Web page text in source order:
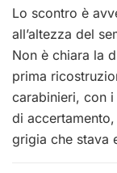
Lo scontro è
all’altezza del
Non è chiara la
prima
carabinieri, con
di
grigia che stava